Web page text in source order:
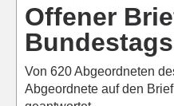
Offener
Von 620 Abgeordneten
Abgeordnete auf den